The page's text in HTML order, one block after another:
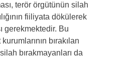
terör örgütünün silah
fiiliyata dökülerek
gerekmektedir. Bu
bırakılan
bırakmayanları da